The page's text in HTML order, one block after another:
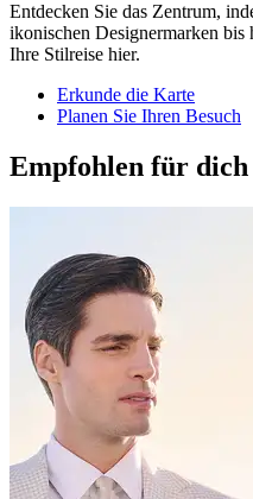
Entdecken Sie das Zentrum,
ikonischen Designermarken
Ihre Stilreise hier.
Erkunde die Karte
Planen Sie Ihren Besuch
Empfohlen für dich